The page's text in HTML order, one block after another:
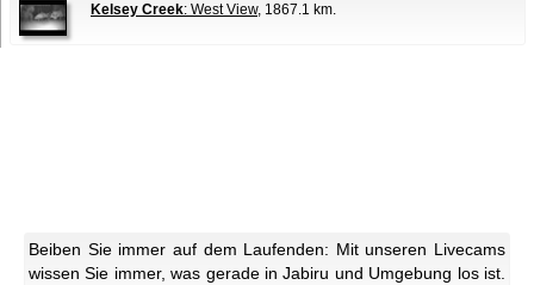
Kelsey Creek: West View, 1867.1 km.
Beiben Sie immer auf dem Laufenden: Mit unseren Livecams
wissen Sie immer, was gerade in Jabiru und Umgebung los ist.